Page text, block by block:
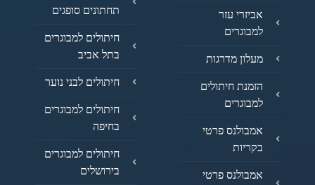
אביזרי עזר
למבוגרים
מעלון מדרגות
הזמנת חיתולים
למבוגרים
אמבולנס פרטי
בקריות
אמבולנס פרטי
תחתונים סופגים
חיתולים למבוגרים
בתל אביב
חיתולים לבני נוער
חיתולים למבוגרים
בחיפה
חיתולים למבוגרים
בירושלים